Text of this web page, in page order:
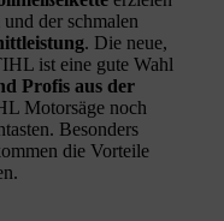
der schmalen
. Die neue,
ist eine gute Wahl
Profis aus der
Motorsäge noch
Besonders
die Vorteile